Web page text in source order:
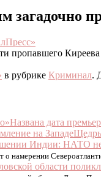
пропавшего
в рубрике Криминал.
Названа дата
намерении